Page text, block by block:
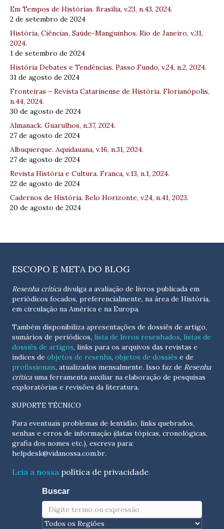
Em Tempos de Histórias. Brasília, v.23, n.43, 2024.
2 de setembro de 2024
História, Ciências, Saúde-Manguinhos. Rio de Janeiro, v.31,
2024.
1 de setembro de 2024
História Debates e Tendências. Passo Fundo, v.24, n.2, 2024.
31 de agosto de 2024
Fronteiras – Revista Catarinense de História. Florianópolis,
n.44, 2024.
30 de agosto de 2024
Almanack. Guarulhos, n.37, 2024.
27 de agosto de 2024
Albuquerque. Aquidauana, v.16, n.31, 2024.
27 de agosto de 2024
Revista História e Cultura. Franca, v.13, n.1, 2024.
22 de agosto de 2024
Cadernos de História. Belo Horizonte, v.24, n.41, 2023.
20 de agosto de 2024
ESCOPO E META DO BLOG
Resenha críticadivulga a avaliação de livros publicada em
periódicos focados, preferencialmente, na área de História,
em circulação na América e na Europa.
Também disponibiliza apresentações de dossiês de artigo,
sumários de periódicos, lista de livros resenhados, listas de
dossiês de artigos, links para os arquivos das revistas e
índices de objetos de resenha, objetos de dossiês e de
profissionais, atualizados mensalmente. Isso faz de Resenha
críticauma ferramenta auxiliar na elaboração de pesquisas
exploratórias e revisões da literatura.
SUPORTE TÉCNICO
Para eventuais problemas de lentidão, links quebrados,
senhas e erros de informação (datas tópicas, cronológicas,
helpdesk@vidanossa.com.br.
Leia a nossa política de privacidade.
Buscar